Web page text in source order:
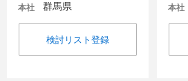
本社 群馬県
検討リスト登録
本社